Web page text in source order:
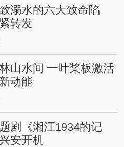
溺水的六大致命陷
转发
山水间 一叶桨板激活
动能
剧《湘江1934的记
安开机